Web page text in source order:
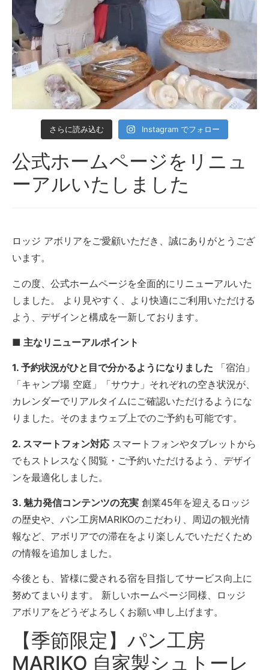
さらに読み込む Instagram でフォロー
公式ホームページをリニュ
ーアルいたしました
ロッジ アボリアをご愛顧いただき、誠にありがとうござ
います。
この度、公式ホームページを全面的にリニューアルいた
しました。 より見やすく、より快適にご利用いただける
よう、デザインと構成を一新しております。
■ 主なリニューアルポイント
1. 予約状況がひと目で分かるようになりました 「宿泊」
「キャンプ場 空庭」「サウナ」それぞれの空き状況が、
カレンダーでリアルタイムにご確認いただけるようにな
りました。そのままウェブ上でのご予約も可能です。
2. スマートフォン対応 スマートフォンやタブレットから
でもストレスなく閲覧・ご予約いただけるよう、デザイ
ンを最適化しました。
3. 魅力発信コンテンツの充実 創業45年を迎えるロッジ
の歴史や、パン工房MARIKOのこだわり、周辺の観光情
報など、アボリアでの滞在をより楽しんでいただくため
の情報を追加しました。
今後とも、皆様に愛される宿を目指してサービス向上に
努めてまいります。 新しいホームページ同様、ロッジ
アボリアをどうぞよろしくお願い申し上げます。
【季節限定】パン工房
MARIKO 自家製シュトーレ